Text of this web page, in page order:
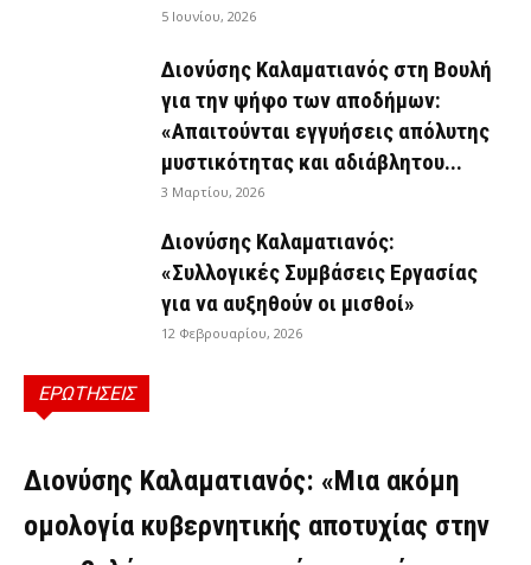
5 Ιουνίου, 2026
Διονύσης Καλαματιανός στη Βουλή
για την ψήφο των αποδήμων:
«Απαιτούνται εγγυήσεις απόλυτης
μυστικότητας και αδιάβλητου...
3 Μαρτίου, 2026
Διονύσης Καλαματιανός:
«Συλλογικές Συμβάσεις Εργασίας
για να αυξηθούν οι μισθοί»
12 Φεβρουαρίου, 2026
ΕΡΩΤΗΣΕΙΣ
ΕΡΩΤΉΣΕΙΣ
Διονύσης Καλαματιανός: «Μια ακόμη
ομολογία κυβερνητικής αποτυχίας στην